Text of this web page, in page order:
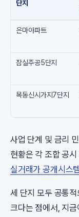
단지
은마아파트
잠실주공5단지
목동신시가지7단지
사업 단계 및 금리
현황은 각 조합 공
실거래가 공개시스템
세 단지 모두 공통적
크다는 점에서, 지